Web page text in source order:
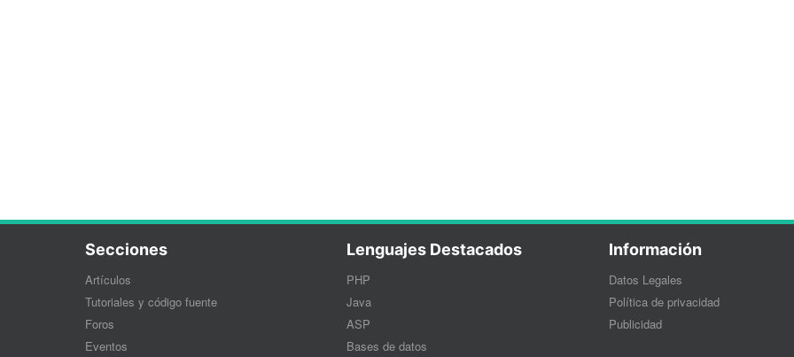
Secciones
Artículos
Tutoriales y código fuente
Foros
Eventos
Lenguajes Destacados
PHP
Java
ASP
Bases de datos
Información
Datos Legales
Política de privacidad
Publicidad